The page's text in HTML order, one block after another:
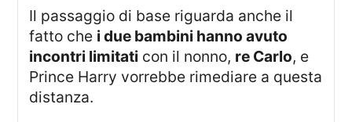
Il passaggio di base riguarda anche il
fatto che i due bambini hanno avuto
incontri limitati con il nonno, re Carlo, e
Prince Harry vorrebbe rimediare a questa
distanza.